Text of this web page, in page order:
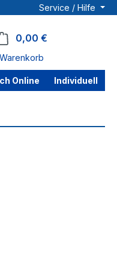
Service / Hilfe
0,00 €
Warenkorb
Online Individuell